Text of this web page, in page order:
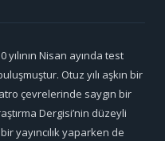
Nisan ayında test
Otuz yılı aşkın bir
çevrelerinde saygın bir
Dergisi’nin düzeyli
yayıncılık yaparken de